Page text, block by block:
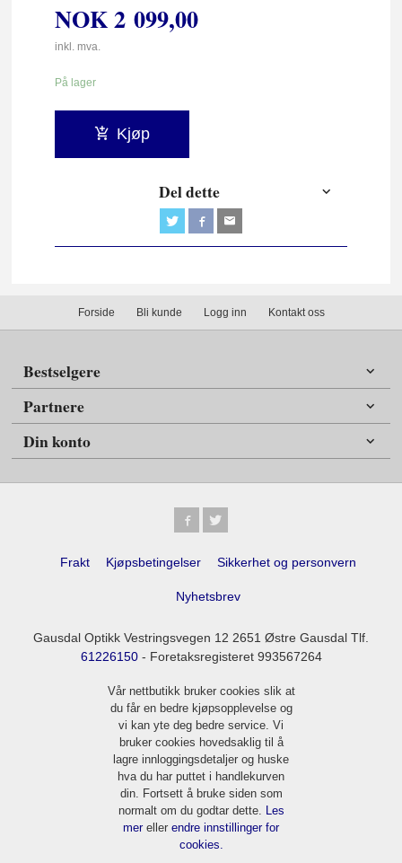
NOK2 099,00
inkl. mva.
På lager
Kjøp
Del dette
Forside Bli kunde Logg inn Kontakt oss
Bestselgere
Partnere
Din konto
Frakt Kjøpsbetingelser Sikkerhet og personvern
Nyhetsbrev
Gausdal Optikk Vestringsvegen 12 2651 Østre Gausdal Tlf.
61226150- Foretaksregisteret 993567264
Vår nettbutikk bruker cookies slik at
du får en bedre kjøpsopplevelse og
vi kan yte deg bedre service. Vi
bruker cookies hovedsaklig til å
lagre innloggingsdetaljer og huske
hva du har puttet i handlekurven
din. Fortsett å bruke siden som
normalt om du godtar dette. Les
mer eller endre innstillinger for
cookies.